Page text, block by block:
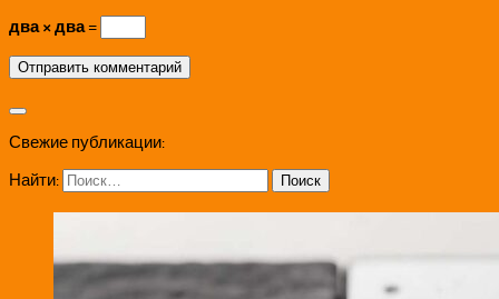
два × два =
Свежие публикации:
Найти: